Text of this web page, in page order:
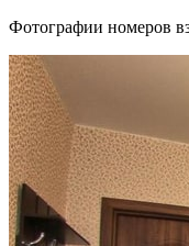
Фотографии номеров